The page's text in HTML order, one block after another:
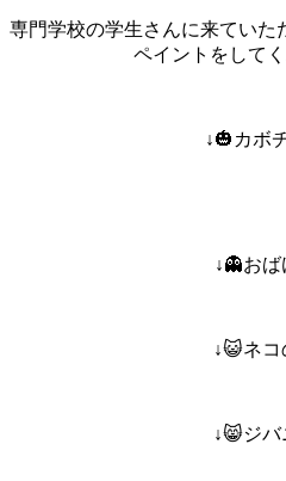
専門学校の学生さんに来ていた
ペイントをして
↓🎃カボ
↓👻おば
↓😺ネ
↓😸ジ